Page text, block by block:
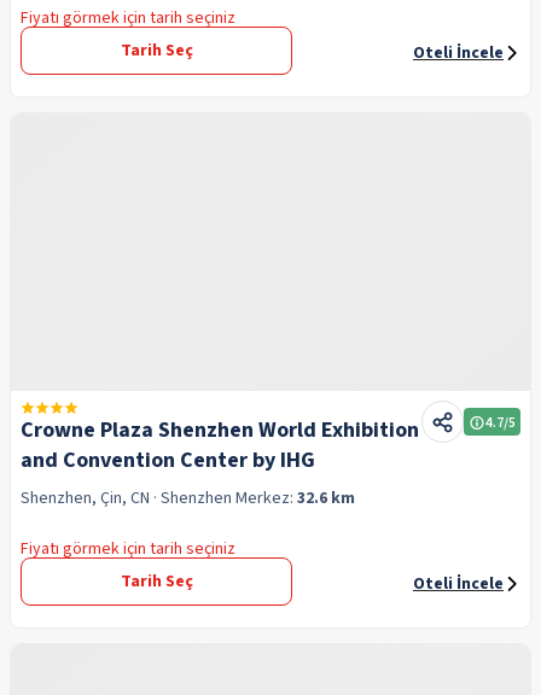
Fiyatı görmek için tarih seçiniz
Tarih Seç
Oteli İncele
Crowne Plaza Shenzhen World Exhibition
and Convention Center by IHG
4.7/5
Shenzhen, Çin, CN · Shenzhen Merkez: 32.6 km
Fiyatı görmek için tarih seçiniz
Tarih Seç
Oteli İncele